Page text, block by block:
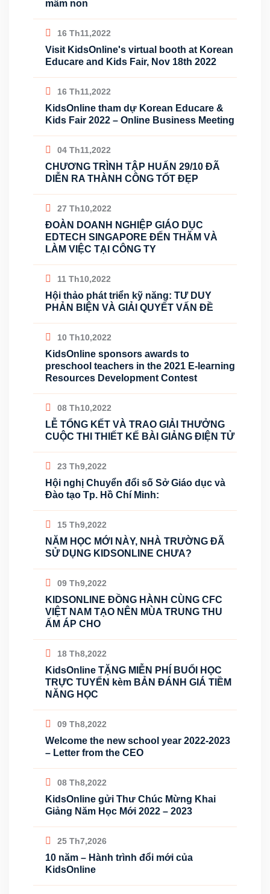
mầm non
16 Th11,2022
Visit KidsOnline's virtual booth at Korean
Educare and Kids Fair, Nov 18th 2022
16 Th11,2022
KidsOnline tham dự Korean Educare &
Kids Fair 2022 – Online Business Meeting
04 Th11,2022
CHƯƠNG TRÌNH TẬP HUẤN 29/10 ĐÃ
DIỄN RA THÀNH CÔNG TỐT ĐẸP
27 Th10,2022
ĐOÀN DOANH NGHIỆP GIÁO DỤC
EDTECH SINGAPORE ĐẾN THĂM VÀ
LÀM VIỆC TẠI CÔNG TY
11 Th10,2022
Hội thảo phát triển kỹ năng: TƯ DUY
PHẢN BIỆN VÀ GIẢI QUYẾT VẤN ĐỀ
10 Th10,2022
KidsOnline sponsors awards to
preschool teachers in the 2021 E-learning
Resources Development Contest
08 Th10,2022
LỄ TỔNG KẾT VÀ TRAO GIẢI THƯỞNG
CUỘC THI THIẾT KẾ BÀI GIẢNG ĐIỆN TỬ
23 Th9,2022
Hội nghị Chuyển đổi số Sở Giáo dục và
Đào tạo Tp. Hồ Chí Minh:
15 Th9,2022
NĂM HỌC MỚI NÀY, NHÀ TRƯỜNG ĐÃ
SỬ DỤNG KIDSONLINE CHƯA?
09 Th9,2022
KIDSONLINE ĐỒNG HÀNH CÙNG CFC
VIỆT NAM TẠO NÊN MÙA TRUNG THU
ẤM ÁP CHO
18 Th8,2022
KidsOnline TẶNG MIỄN PHÍ BUỔI HỌC
TRỰC TUYẾN kèm BẢN ĐÁNH GIÁ TIỀM
NĂNG HỌC
09 Th8,2022
Welcome the new school year 2022-2023
– Letter from the CEO
08 Th8,2022
KidsOnline gửi Thư Chúc Mừng Khai
Giảng Năm Học Mới 2022 – 2023
25 Th7,2026
10 năm – Hành trình đổi mới của
KidsOnline